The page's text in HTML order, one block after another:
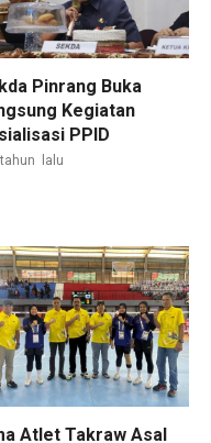
Pinrang Buka
Kegiatan
PPID
lalu
Atlet Takraw Asal